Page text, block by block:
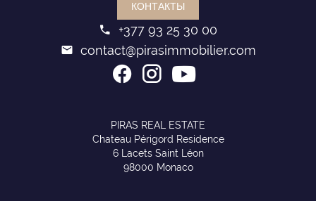
КОНТАКТЫ
+377 93 25 30 00
contact@pirasimmobilier.com
PIRAS REAL ESTATE
Chateau Périgord Residence
6 Lacets Saint Léon
98000 Monaco